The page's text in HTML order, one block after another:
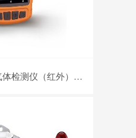
扩散式二氧化碳气体检测仪（红外） MS104K-CO2